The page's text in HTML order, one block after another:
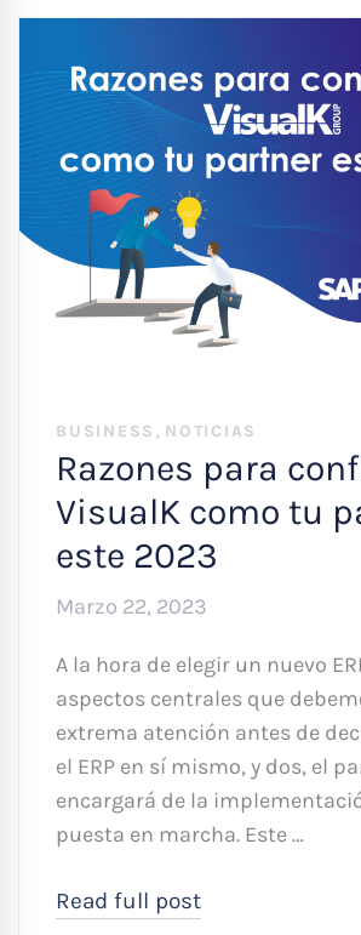
BUSINESS , NOTICIAS
Razones para
VisualK como tu
este 2023
Marzo 22, 2023
A la hora de elegir un nuevo
aspectos centrales que
extrema atención antes de
el ERP en sí mismo, y dos, el
encargará de la
puesta en marcha. Este …
Read full post